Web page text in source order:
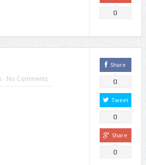
0
No Comments
Share
0
Tweet
0
Share
0